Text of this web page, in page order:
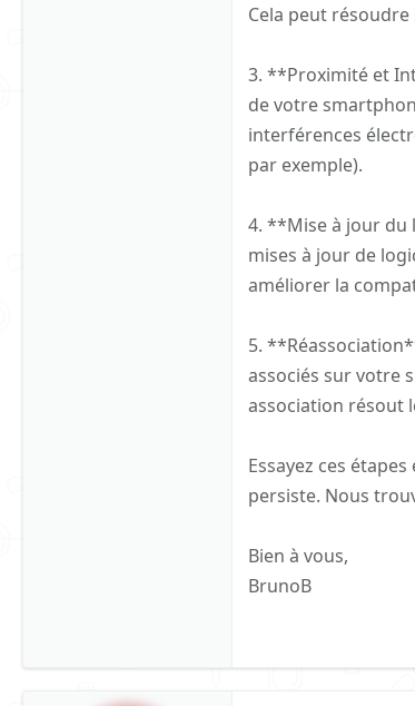
Cela peut
3. **Proximité et
de votre
interférences
par exemple).
4. **Mise à jour du
mises à jour de
améliorer la
5.
associés sur votre
association résout
Essayez ces
persiste. Nous
Bien à vous,
BrunoB